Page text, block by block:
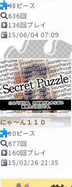
48ピース
636回
136回プレイ
15/06/04 07:09
にゃ～ん１１０
30ピース
677回
160回プレイ
15/02/26 21:35